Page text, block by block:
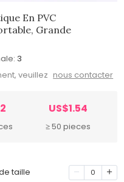
En PVC
Grande
3
veuillez nous contacter
US$1.54
≥ 50 pieces
taille 0